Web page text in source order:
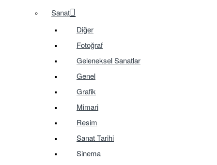
Sanat
Diğer
Fotoğraf
Geleneksel Sanatlar
Genel
Grafik
Mimari
Resim
Sanat Tarihi
Sinema